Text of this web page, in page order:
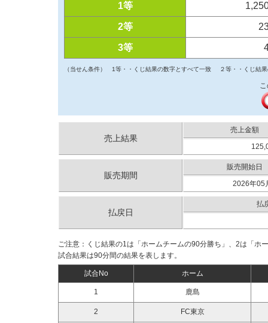
1等
2等
3等
（当せん条件） 1等・・くじ結果の数字とすべて一致 ２等・・くじ結
売上結果
売上金額
販売期間
販売開始日
2026年05
払戻日
払
ご注意：くじ結果の1は「ホームチームの90分勝ち」、2は「ホ
試合結果は90分間の結果を表します。
試合No ホーム
1 鹿島
2 FC東京